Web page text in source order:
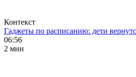
Контекст
Гаджеты по расписанию: дети
06:56
2 мин